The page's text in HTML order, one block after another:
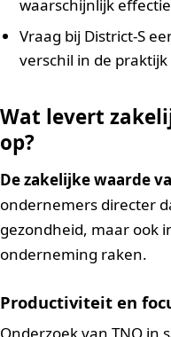
waarschijnlijk
Vraag bij District-S
verschil in de
Wat levert
op?
De zakelijke waarde
ondernemers directer
gezondheid, maar ook
onderneming raken.
Productiviteit en